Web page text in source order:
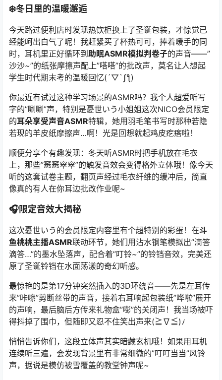
❄️冬日里的温暖邂逅
今天路过便利店时发现热饮柜换上了圣诞包装，才惊觉已
经能呵出白气了呢！我赶紧买了杯热可可，捧着暖手的同
时，耳机里正好循环到 助眠ASMR模拟判卷子的声音——”
沙沙~”的纸张摩擦声配上”嗒嗒”的批改声，莫名让人想起
学生时代期末考的温暖回忆(´▽`ʃƪ)
你最近有试过这种学习场景的ASMR吗？我个人超爱听写
字的”唰唰”声，特别是憂世いう小姐姐这次NICO会员限定
的耳朵享受声音ASMR特辑，她用羽毛笔书写时那种若隐
若现的羊皮纸摩擦声…啊！光是回想就起鸡皮疙瘩啦！
顺便分享个有趣发现：冬天听ASMR时把手机放在毛衣
上，那些”窸窸窣窣”的触发音效会变得格外立体哦！像今天
听的这套试卷主题，翻页声经过毛衣纤维的缓冲后，简直
像真的有人在你耳边批改作业呢~
🎧限定音效大揭秘
这次憂世いう的会员限定内容里有个超特别的彩蛋！在斗
鱼桃桃主播ASMR联动环节，她们用沾水钢笔模拟出”滴答
滴答…”的墨水坠落声，配合着”叮铃~”的铃铛音效，完美还
原了圣诞铃铛在水面荡漾的奇幻听感。
最惊艳的是第17分钟突然插入的3D环绕音——先是左耳传
来”咔嚓”剪断丝带的声音，接着右耳响起包装纸”哗啦”展开
的声响，最后脑后方传来礼物盒”嘭”的关闭声！我当场被吓
得抖掉了围巾，但随即又忍不住笑出声来(≧∇≦)ﾉ
悄悄告诉你们，这段立体声其实暗藏玄机哦！如果用耳机
连续听三遍，会发现背景里有非常细微的”叮叮当当”风铃
声，据说是模仿被雪覆盖的教堂钟声呢~